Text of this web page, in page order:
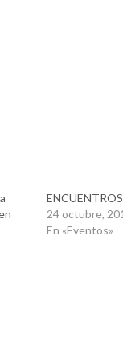
24 octubre,
En «Eventos»